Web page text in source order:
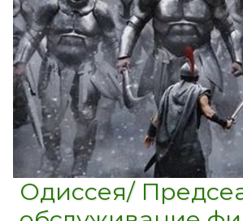
Одиссея/